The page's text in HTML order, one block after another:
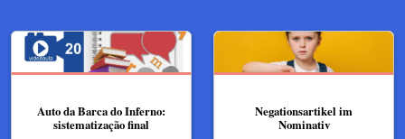
Auto da Barca do Inferno:
sistematização final
Negationsartikel im
Nominativ